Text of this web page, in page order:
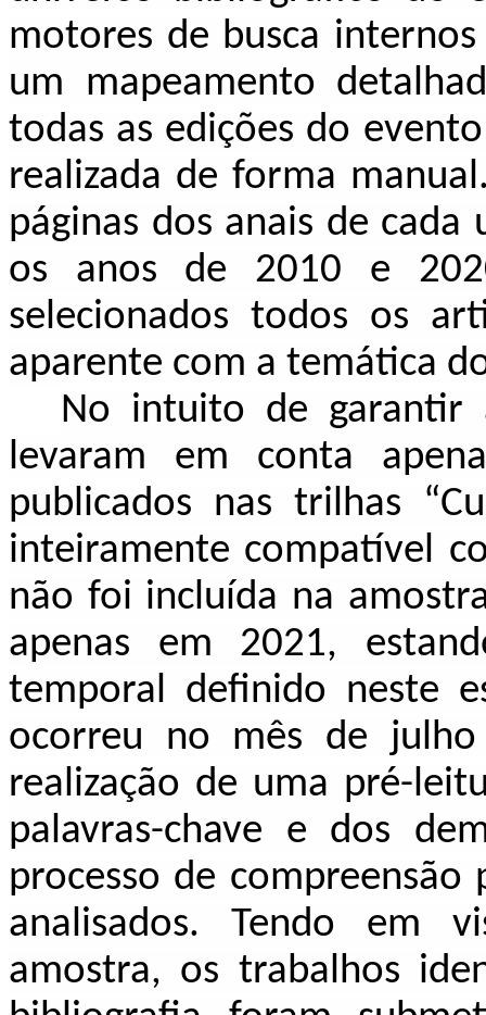
motores de busca
um mapeamento
todas as edições do
realizada de forma
páginas dos anais de
os anos de 2010 e
selecionados todos os
aparente com a temática
No intuito de garantir
levaram em conta
publicados nas trilhas
inteiramente compatível
não foi incluída na
apenas em 2021,
temporal definido neste
ocorreu no mês de
realização de uma pré-
palavras-chave e dos
processo de
analisados. Tendo em
amostra, os trabalhos